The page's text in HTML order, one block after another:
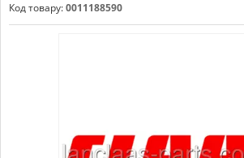
Код товару:0011188590